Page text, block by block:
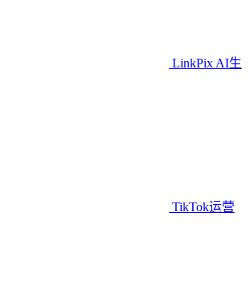
LinkPix AI生
TikTok运营